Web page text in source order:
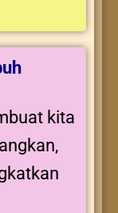
kita